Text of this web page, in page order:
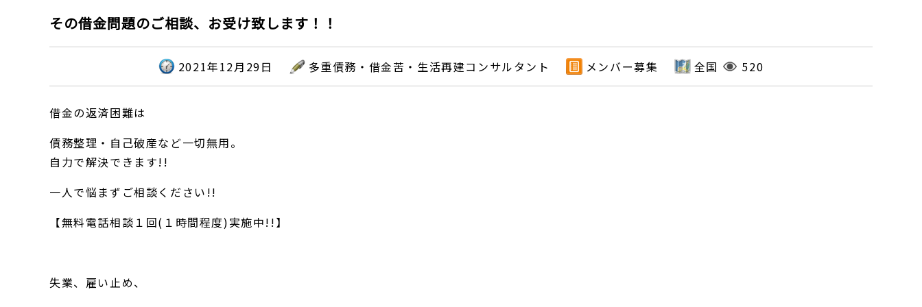
その借金問題のご相談、お受け致します！！
2021年12月29日 多重債務・借金苦・生活再建コンサルタント メンバー募集 全国 520
借金の返済困難は
債務整理・自己破産など一切無用。
自力で解決できます!!
一人で悩まずご相談ください!!
【無料電話相談１回(１時間程度)実施中!!】
失業、雇い止め、